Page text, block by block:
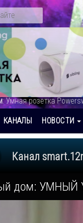
Powerswitch -
СО
и
КАНАЛЫ НОВОСТИ
Канал
дом: УМНЫЙ